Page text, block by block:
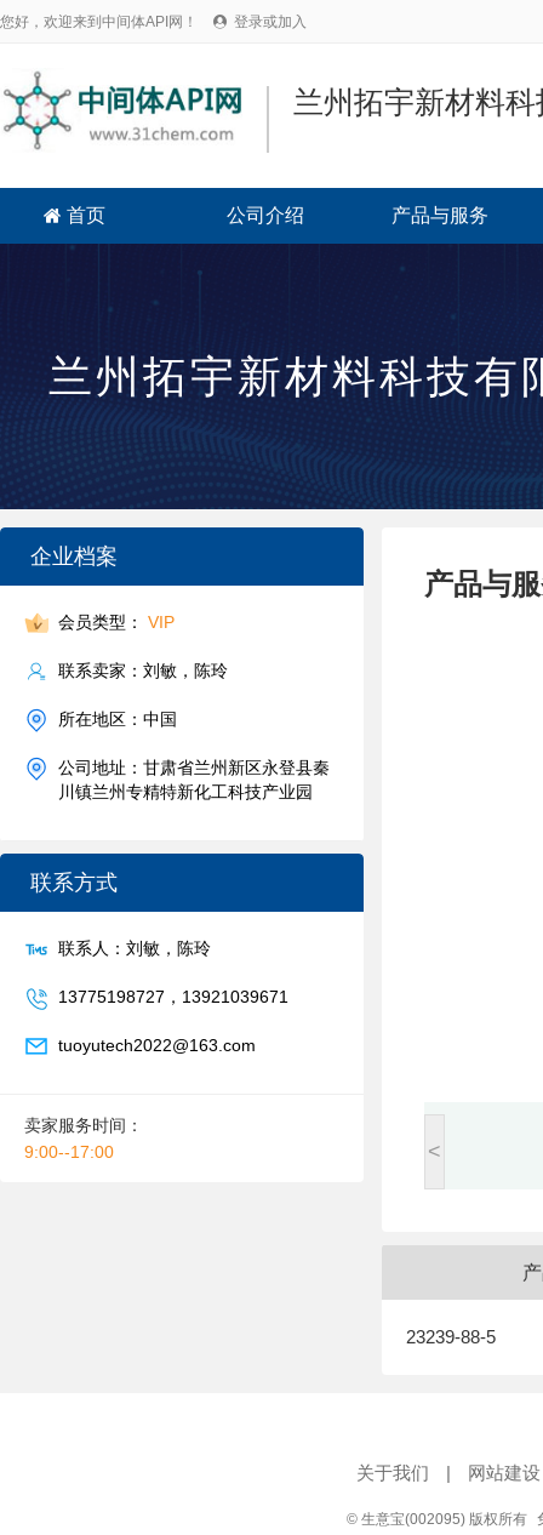
您好，欢迎来到中间体API网！  登录或加入
兰州拓宇新材料
 首页 公司介绍 产品与服务
兰州拓宇新材料科技有
企业档案
会员类型： VIP
联系卖家：刘敏，陈玲
所在地区：中国
公司地址：甘肃省兰州新区永登县秦
川镇兰州专精特新化工科技产业园
联系方式
联系人：刘敏，陈玲
13775198727，13921039671
tuoyutech2022@163.com
卖家服务时间：
9:00--17:00
产品与
<
23239-88-5
关于我们 | 网站建设
© 生意宝(002095) 版权所有